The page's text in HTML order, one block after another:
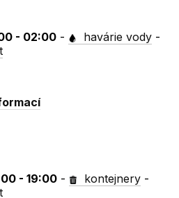
- 02:00 - havárie vody -
- 19:00 - kontejnery -